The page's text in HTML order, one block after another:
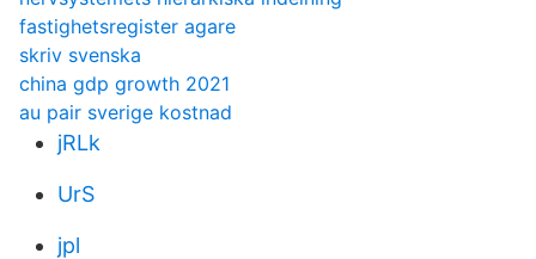
fastighetsregister agare
skriv svenska
china gdp growth 2021
au pair sverige kostnad
jRLk
UrS
jpl